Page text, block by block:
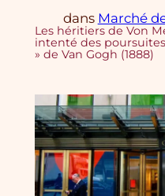
dans Marché
Les héritiers de Von
intenté des
» de Van Gogh (1888)